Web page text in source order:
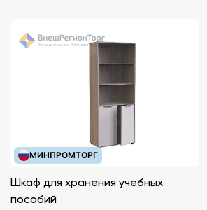
МИНПРОМТОРГ
Шкаф для хранения учебных
пособий